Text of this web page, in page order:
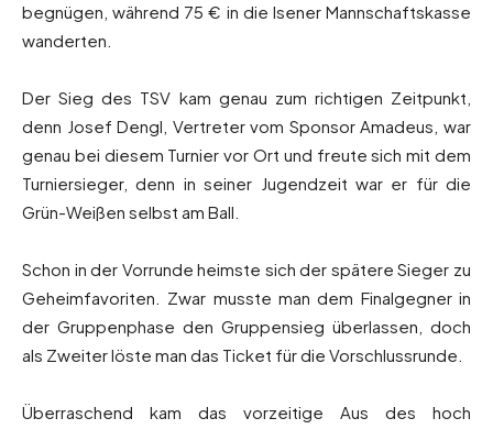
begnügen, während 75 € in die Isener Mannschaftskasse
wanderten.
Der Sieg des TSV kam genau zum richtigen Zeitpunkt,
denn Josef Dengl, Vertreter vom Sponsor Amadeus, war
genau bei diesem Turnier vor Ort und freute sich mit dem
Turniersieger, denn in seiner Jugendzeit war er für die
Grün-Weißen selbst am Ball.
Schon in der Vorrunde heimste sich der spätere Sieger zu
Geheimfavoriten. Zwar musste man dem Finalgegner in
der Gruppenphase den Gruppensieg überlassen, doch
als Zweiter löste man das Ticket für die Vorschlussrunde.
Überraschend kam das vorzeitige Aus des hoch